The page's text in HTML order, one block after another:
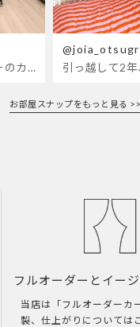
明るいブルーのカーテンで、部屋全体が明るく。白を基調とした部屋にぴったりです。
お部屋スナップをもっと見る >>
フルオーダーとイー
当店は「フルオーダーカ
製、仕上がりについては